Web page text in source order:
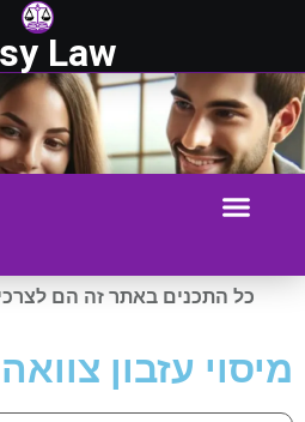
Law
כל התכנים באתר זה הם
מיסוי עזבון צוואה